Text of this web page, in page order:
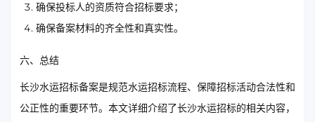
确保投标人的资质符合招标要求；
确保备案材料的齐全性和真实性。
六、总结
长沙水运招标备案是规范水运招标流程、保障招标活动合法性和
公正性的重要环节。本文详细介绍了长沙水运招标的相关内容，